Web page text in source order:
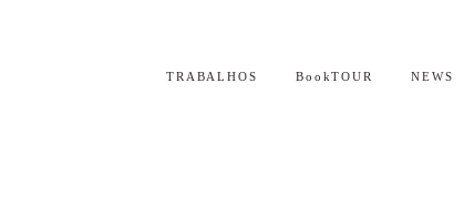
TRABALHOS BookTOUR NEWS